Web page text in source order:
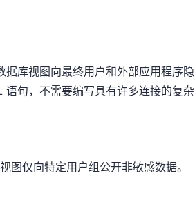
库视图向最终用户和外部应用程序隐
句，不需要编写具有许多连接的复杂
图仅向特定用户组公开非敏感数据。